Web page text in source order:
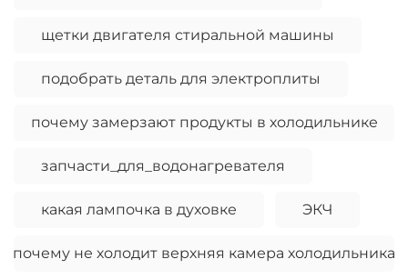
щетки двигателя стиральной машины
подобрать деталь для электроплиты
почему замерзают продукты в холодильнике
запчасти_для_водонагревателя
какая лампочка в духовке ЭКЧ
почему не холодит верхняя камера холодильника